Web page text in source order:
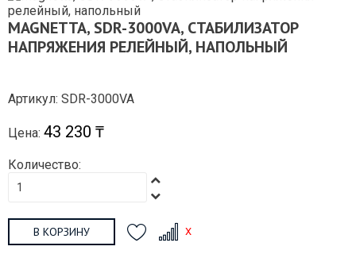
MAGNETTA, SDR-3000VA, СТАБИЛИЗАТОР
НАПРЯЖЕНИЯ РЕЛЕЙНЫЙ, НАПОЛЬНЫЙ
Артикул: SDR-3000VA
Цена: 43 230 ₸
Количество:
В КОРЗИНУ